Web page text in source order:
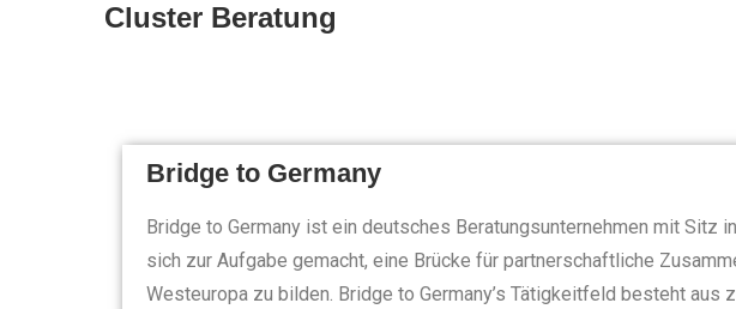
Cluster Beratung
Bridge to Germany
Bridge to Germany ist ein deutsches Beratungsunternehmen mit Sitz
sich zur Aufgabe gemacht, eine Brücke für partnerschaftliche
Westeuropa zu bilden. Bridge to Germany’s Tätigkeitfeld besteht aus